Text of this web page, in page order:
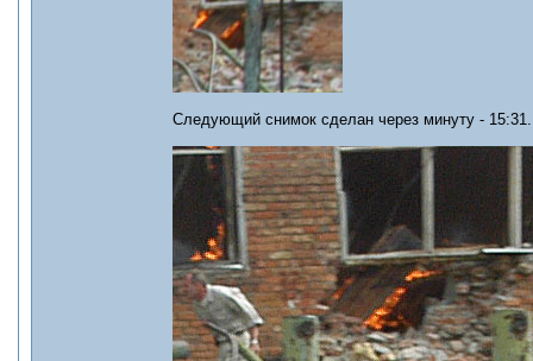
Следующий снимок сделан через минуту -